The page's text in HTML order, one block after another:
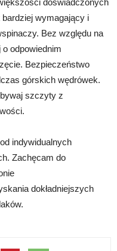
doświadczonych
wymagający i
Bez względu na
odpowiednim
Bezpieczeństwo
górskich wędrówek.
szczyty z
indywidualnych
Zachęcam do
dokładniejszych